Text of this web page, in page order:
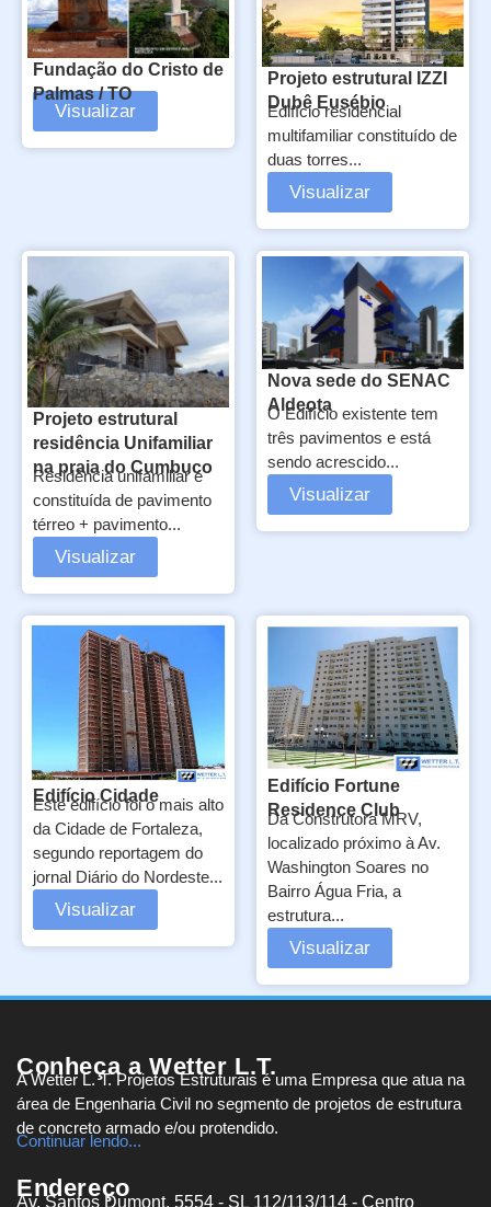
Fundação do Cristo de
Palmas / TO
Visualizar
Projeto estrutural IZZI
Dubê Eusébio
Edifício residencial
multifamiliar constituído de
duas torres...
Visualizar
Projeto estrutural
residência Unifamiliar
na praia do Cumbuco
Residência unifamiliar é
constituída de pavimento
térreo + pavimento...
Visualizar
Nova sede do SENAC
Aldeota
O Edifício existente tem
três pavimentos e está
sendo acrescido...
Visualizar
Edifício Cidade
Este edifício foi o mais alto
da Cidade de Fortaleza,
segundo reportagem do
jornal Diário do Nordeste...
Visualizar
Edifício Fortune
Residence Club
Da Construtora MRV,
localizado próximo à Av.
Washington Soares no
Bairro Água Fria, a
estrutura...
Visualizar
Conheça a Wetter L.T.
A Wetter L. T. Projetos Estruturais é uma Empresa que atua na
área de Engenharia Civil no segmento de projetos de estrutura
de concreto armado e/ou protendido.
Continuar lendo...
Endereço
Av. Santos Dumont, 5554 - SL 112/113/114 - Centro